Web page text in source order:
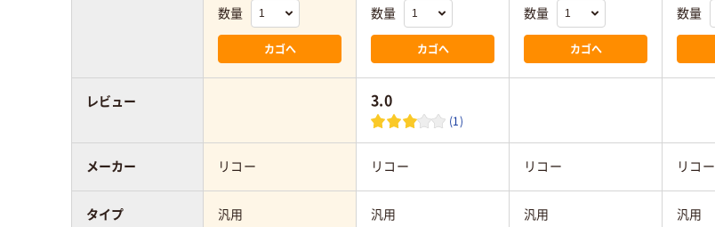
数量
カゴへ
数量
カゴへ
数量
カゴへ
数量
レビュー 3.0
(1)
メーカー リコー リコー リコー リコー
タイプ 汎用 汎用 汎用 汎用